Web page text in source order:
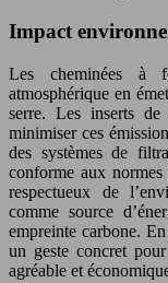
Impact
Les cheminées à
atmosphérique en
serre. Les inserts
minimiser ces
des systèmes de
conforme aux
respectueux de
comme source
empreinte carbone.
un geste concret
agréable et